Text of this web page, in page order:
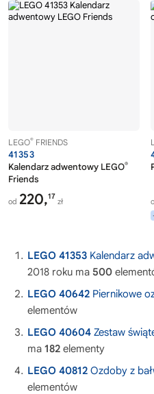
LEGO® FRIENDS
41353
Kalendarz adwentowy LEGO®
Friends
od 220,17
zł
LEGO 41353 Kalendarz
2018 roku ma 500
LEGO 40642 Piernikowe
elementów
LEGO 40604 Zestaw
ma 182 elementy
LEGO 40812 Ozdoby z
elementów